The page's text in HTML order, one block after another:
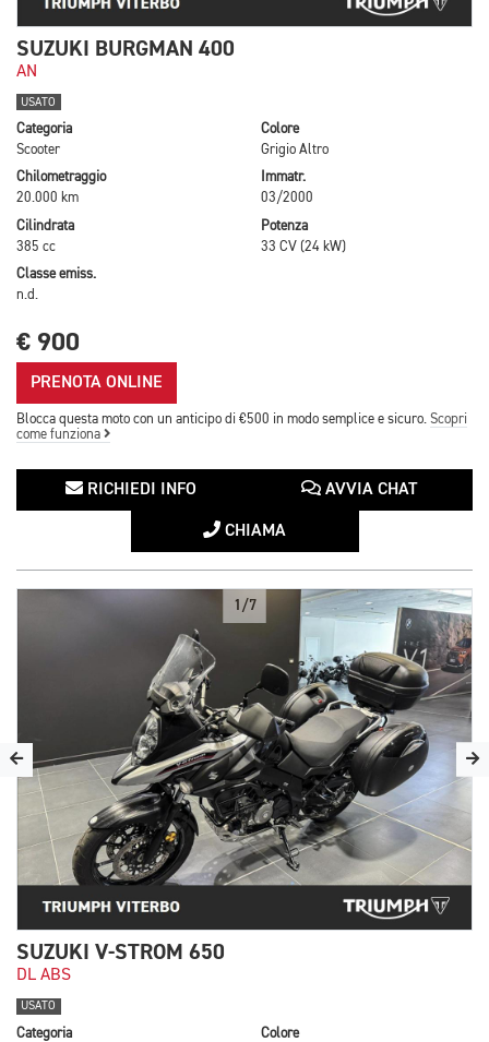
SUZUKI BURGMAN 400
AN
USATO
Categoria
Scooter
Colore
Grigio Altro
Chilometraggio
20.000 km
Immatr.
03/2000
Cilindrata
385 cc
Potenza
33 CV (24 kW)
Classe emiss.
n.d.
€ 900
PRENOTA ONLINE
Blocca questa moto con un anticipo di €500 in modo semplice e sicuro. Scopri
come funziona
RICHIEDI INFO AVVIA CHAT
CHIAMA
1/7
SUZUKI V-STROM 650
DL ABS
USATO
Categoria
Colore